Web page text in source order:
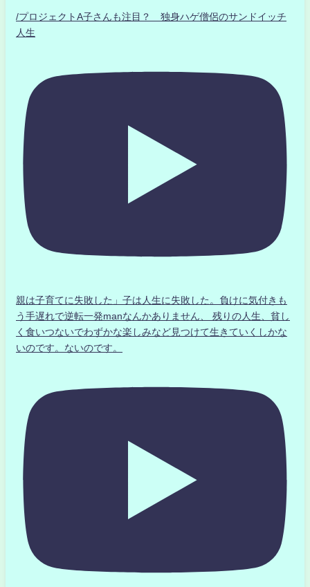
/プロジェクトA子さんも注目？ 独身ハゲ僧侶のサンドイッチ
人生
親は子育てに失敗した」子は人生に失敗した。負けに気付きも
う手遅れで逆転一発manなんかありません、 残りの人生、貧し
く食いつないでわずかな楽しみなど見つけて生きていくしかな
いのです。ないのです。